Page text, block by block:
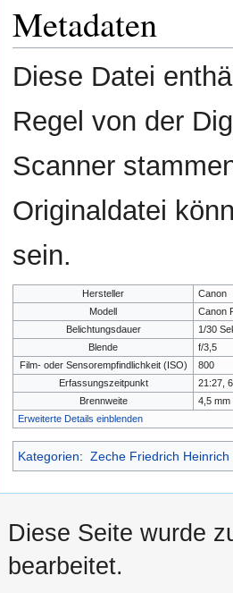
Metadaten
Diese Datei
Regel von der
Scanner
Originaldatei
sein.
Hersteller
Canon
Modell
Canon
Belichtungsdauer
1/30
Blende
f/3,5
Film- oder Sensorempfindlichkeit (ISO)
800
Erfassungszeitpunkt
21:27,
Brennweite
4,5 mm
Erweiterte Details einblenden
Kategorien: Zeche Friedrich Heinrich
Diese Seite wurde
bearbeitet.